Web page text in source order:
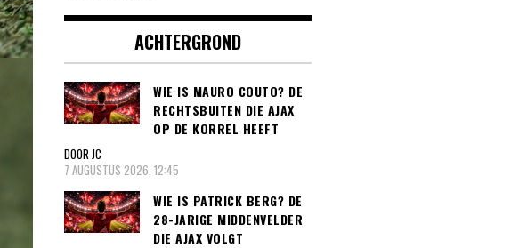
ACHTERGROND
WIE IS MAURO COUTO? DE
RECHTSBUITEN DIE AJAX
OP DE KORREL HEEFT
DOOR JC
7 AUGUSTUS 2026, 12:45
WIE IS PATRICK BERG? DE
28-JARIGE MIDDENVELDER
DIE AJAX VOLGT